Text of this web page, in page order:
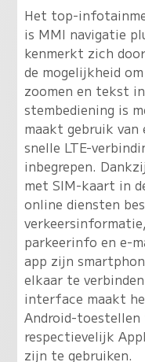
Het top-
is MMI navigatie
kenmerkt zich
de mogelijkheid
zoomen en tekst
stembediening is
maakt gebruik van
snelle LTE-
inbegrepen.
met SIM-kaart in
online diensten
parkeerinfo en e-
app zijn
elkaar te
interface maakt
Android-toestellen
respectievelijk
zijn te gebruiken.